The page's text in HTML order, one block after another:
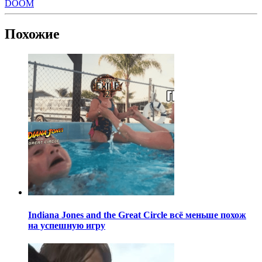
DOOM
Похожие
Indiana Jones and the Great Circle всё меньше похож
на успешную игру